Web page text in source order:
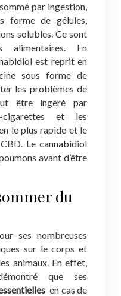
par ingestion,
forme de gélules,
solubles. Ce sont
alimentaires. En
est reprit en
sous forme de
les problèmes de
être ingéré par
et les
le plus rapide et le
Le cannabidiol
avant d’être
du
ses nombreuses
sur le corps et
animaux. En effet,
que ses
en cas de